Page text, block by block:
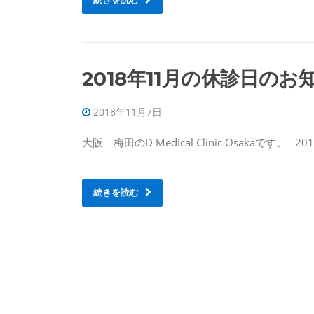
2018年11月の休診日のお
2018年11月7日
大阪 梅田のD Medical Clinic Osakaです。
続きを読む